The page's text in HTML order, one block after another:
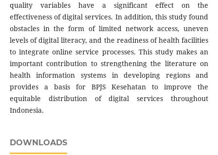
quality variables have a significant effect on the
effectiveness of digital services. In addition, this study found
obstacles in the form of limited network access, uneven
levels of digital literacy, and the readiness of health facilities
to integrate online service processes. This study makes an
important contribution to strengthening the literature on
health information systems in developing regions and
provides a basis for BPJS Kesehatan to improve the
equitable distribution of digital services throughout
Indonesia.
DOWNLOADS